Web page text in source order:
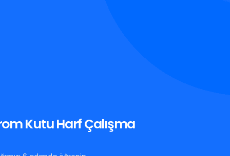
Kutu Harf Çalışma